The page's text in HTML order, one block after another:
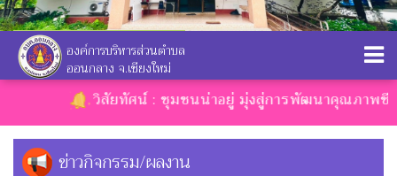
องค์การบริหารส่วนตำบล
ออนกลาง จ.เชียงใหม่
วิสัยทัศน์ : ชุมชนน่าอยู่ มุ่งสู่การพัฒนาคุณภาพชีวิ
ข่าวกิจกรรม/ผลงาน